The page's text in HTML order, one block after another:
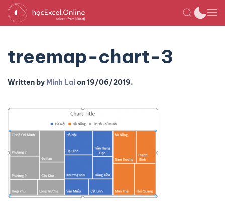
treemap-chart-3
Written by Minh Laion19/06/2019.